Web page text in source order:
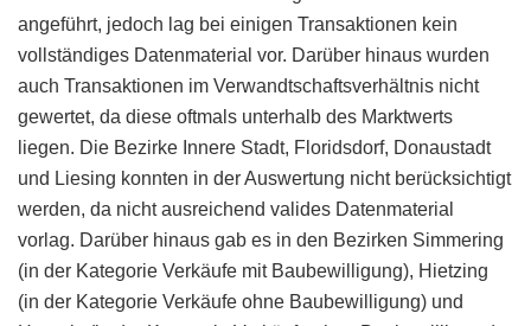
angeführt, jedoch lag bei einigen Transaktionen kein
vollständiges Datenmaterial vor. Darüber hinaus wurden
auch Transaktionen im Verwandtschaftsverhältnis nicht
gewertet, da diese oftmals unterhalb des Marktwerts
liegen. Die Bezirke Innere Stadt, Floridsdorf, Donaustadt
und Liesing konnten in der Auswertung nicht berücksichtigt
werden, da nicht ausreichend valides Datenmaterial
vorlag. Darüber hinaus gab es in den Bezirken Simmering
(in der Kategorie Verkäufe mit Baubewilligung), Hietzing
(in der Kategorie Verkäufe ohne Baubewilligung) und